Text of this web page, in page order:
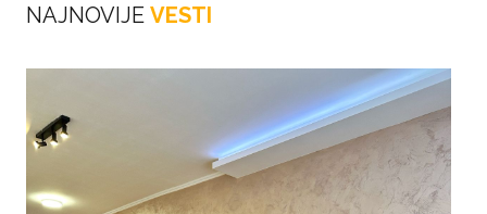
NAJNOVIJE VESTI